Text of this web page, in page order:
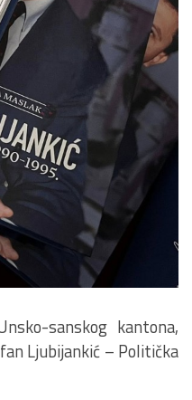
sanskog kantona,
Ljubijankić – Politička